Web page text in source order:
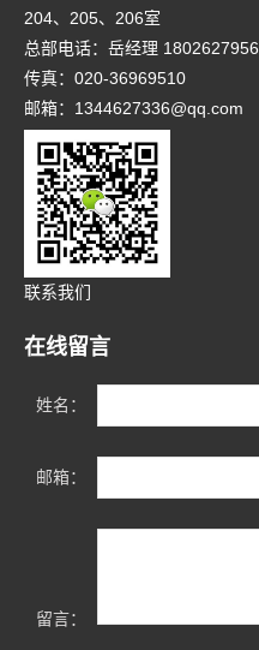
204、205、206室
总部电话：岳经理
传真：020-36969510
邮箱：1344627336@qq.com
联系我们
在线留言
姓名：
邮箱：
留言：